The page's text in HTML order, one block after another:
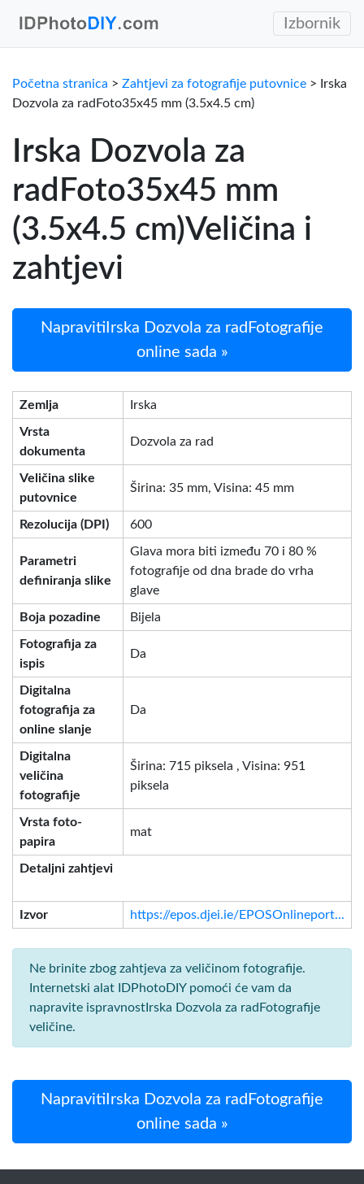
Izbornik
Početna stranica > Zahtjevi za fotografije putovnice > Irska
Dozvola za radFoto35x45 mm (3.5x4.5 cm)
Irska Dozvola za
radFoto35x45 mm
(3.5x4.5 cm)Veličina i
zahtjevi
NapravitiIrska Dozvola za radFotografije
online sada »
Zemlja Irska
Vrsta
dokumenta
Dozvola za rad
Veličina slike
putovnice
Širina: 35 mm, Visina: 45 mm
Rezolucija (DPI) 600
Parametri
definiranja slike
Glava mora biti između 70 i 80 %
fotografije od dna brade do vrha
glave
Boja pozadine Bijela
Fotografija za
ispis
Da
Digitalna
fotografija za
online slanje
Da
Digitalna
veličina
fotografije
Širina: 715 piksela , Visina: 951
piksela
Vrsta foto-
papira
mat
Detaljni zahtjevi
Izvor https://epos.djei.ie/EPOSOnlineport...
Ne brinite zbog zahtjeva za veličinom fotografije.
Internetski alat IDPhotoDIY pomoći će vam da
napravite ispravnostIrska Dozvola za radFotografije
veličine.
NapravitiIrska Dozvola za radFotografije
online sada »